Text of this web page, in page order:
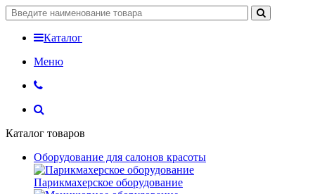
Каталог
Меню
Каталог товаров
Оборудование для салонов красоты
Парикмахерское оборудование